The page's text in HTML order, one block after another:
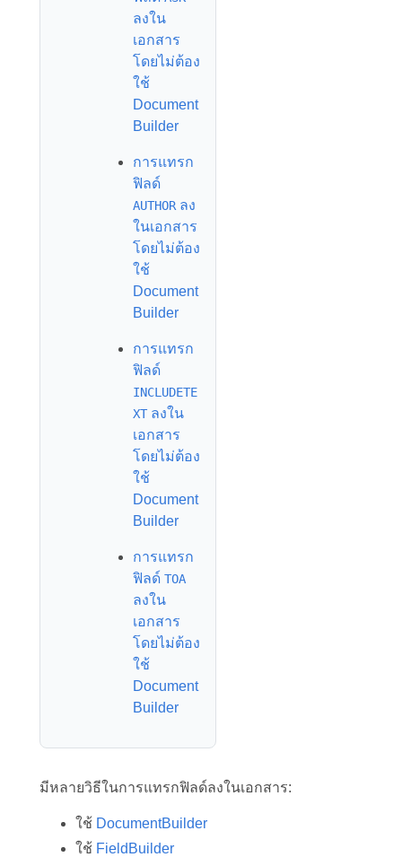
ลงใน
เอกสาร
โดยไม่ต้อง
ใช้
Document
Builder
การแทรก
ฟิลด์
AUTHORลง
ในเอกสาร
โดยไม่ต้อง
ใช้
Document
Builder
การแทรก
ฟิลด์
INCLUDETE
XTลงใน
เอกสาร
โดยไม่ต้อง
ใช้
Document
Builder
การแทรก
ฟิลด์ TOA
ลงใน
เอกสาร
โดยไม่ต้อง
ใช้
Document
Builder
มีหลายวิธีในการแทรกฟิลด์ลงในเอกสาร:
ใช้ DocumentBuilder
ใช้ FieldBuilder